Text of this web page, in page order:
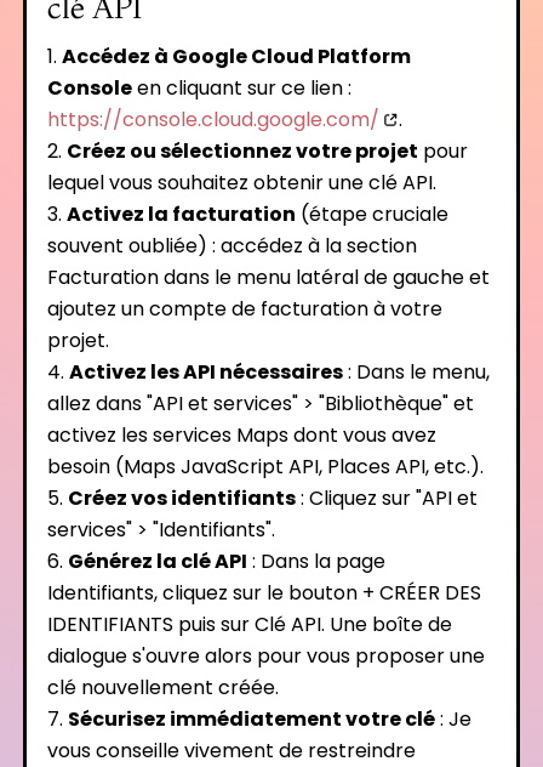
clé API
Accédez à Google Cloud Platform
Consoleen cliquant sur ce lien :
https://console.cloud.google.com/
.
Créez ou sélectionnez votre projet pour
lequel vous souhaitez obtenir une clé API.
Activez la facturation (étape cruciale
souvent oubliée) : accédez à la section
Facturation dans le menu latéral de gauche et
ajoutez un compte de facturation à votre
projet.
Activez les API nécessaires: Dans le menu,
allez dans "API et services" > "Bibliothèque" et
activez les services Maps dont vous avez
besoin (Maps JavaScript API, Places API, etc.).
Créez vos identifiants: Cliquez sur "API et
services" > "Identifiants".
Générez la clé API : Dans la page
Identifiants, cliquez sur le bouton + CRÉER DES
IDENTIFIANTS puis sur Clé API. Une boîte de
dialogue s'ouvre alors pour vous proposer une
clé nouvellement créée.
Sécurisez immédiatement votre clé: Je
vous conseille vivement de restreindre